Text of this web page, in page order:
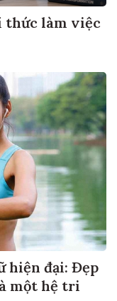
thức làm việc
hiện đại: Đẹp
một hệ tri